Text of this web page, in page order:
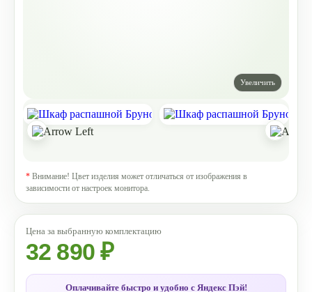
* Внимание! Цвет изделия может отличаться от изображения в
зависимости от настроек монитора.
32 890 ₽
Оплачивайте быстро и удобно с Яндекс Пэй!